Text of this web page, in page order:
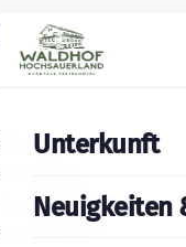
Unterkunft
Neuigkeiten
Diese
sich ideal für